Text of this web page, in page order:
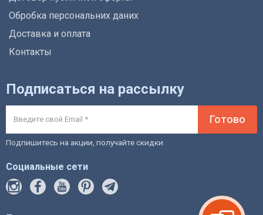
Обробка персональних даних
Доставка и оплата
Контакты
Подписаться на рассылку
Готово
Подпишитесь на акции, получайте скидки
Социальные сети